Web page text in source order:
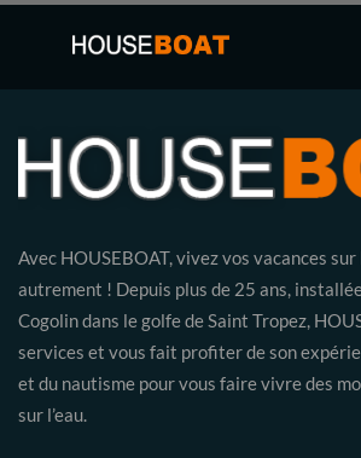
Avec HOUSEBOAT, vivez vos vacances sur
autrement ! Depuis plus de 25 ans,
Cogolin dans le golfe de Saint Tropez,
services et vous fait profiter de son
et du nautisme pour vous faire vivre des
sur l’eau.